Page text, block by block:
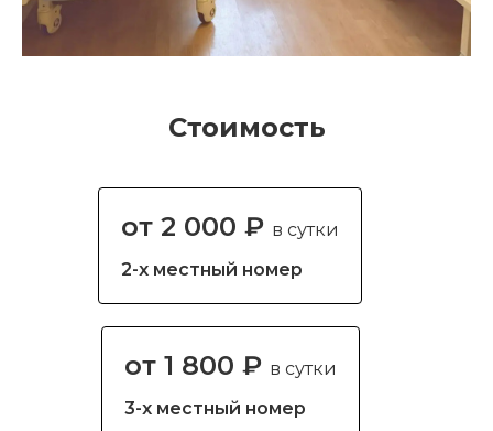
Стоимость
от 2 000 ₽ в сутки
2-х местный номер
от 1 800 ₽ в сутки
3-х местный номер